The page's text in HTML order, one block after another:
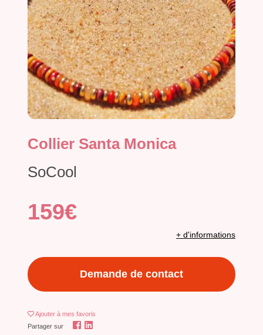
Collier Santa Monica
SoCool
159€
+ d'informations
Demande de contact
Ajouter à mes favoris
Partager sur